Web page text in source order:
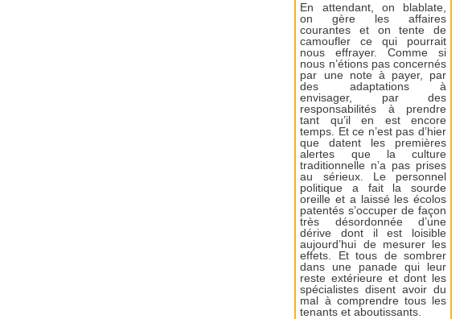
En attendant, on blablate,
on gère les affaires
courantes et on tente de
camoufler ce qui pourrait
nous effrayer. Comme si
nous n’étions pas concernés
par une note à payer, par
des adaptations à
envisager, par des
responsabilités à prendre
tant qu’il en est encore
temps. Et ce n’est pas d’hier
que datent les premières
alertes que la culture
traditionnelle n’a pas prises
au sérieux. Le personnel
politique a fait la sourde
oreille et a laissé les écolos
patentés s’occuper de façon
très désordonnée d’une
dérive dont il est loisible
aujourd’hui de mesurer les
effets. Et tous de sombrer
dans une panade qui leur
reste extérieure et dont les
spécialistes disent avoir du
mal à comprendre tous les
tenants et aboutissants.